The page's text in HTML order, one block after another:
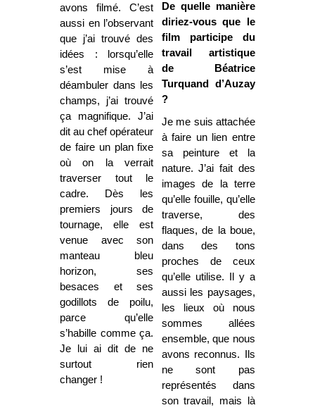
avons filmé. C’est
aussi en l’observant
que j’ai trouvé des
idées : lorsqu’elle
s’est mise à
déambuler dans les
champs, j’ai trouvé
ça magnifique. J’ai
dit au chef opérateur
de faire un plan fixe
où on la verrait
traverser tout le
cadre. Dès les
premiers jours de
tournage, elle est
venue avec son
manteau bleu
horizon, ses
besaces et ses
godillots de poilu,
parce qu’elle
s’habille comme ça.
Je lui ai dit de ne
surtout rien
changer !
De quelle manière
diriez-vous que le
film participe du
travail artistique
de Béatrice
Turquand d’Auzay
?
Je me suis attachée
à faire un lien entre
sa peinture et la
nature. J’ai fait des
images de la terre
qu’elle fouille, qu’elle
traverse, des
flaques, de la boue,
dans des tons
proches de ceux
qu’elle utilise. Il y a
aussi les paysages,
les lieux où nous
sommes allées
ensemble, que nous
avons reconnus. Ils
ne sont pas
représentés dans
son travail, mais là